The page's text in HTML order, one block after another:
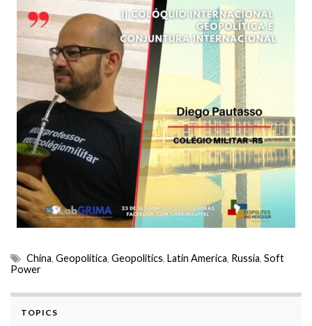
China, Geopolítica, Geopolitics, Latin America, Russia, Soft
Power
TOPICS